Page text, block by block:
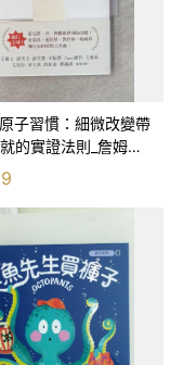
原子習慣：細微改變帶
的實證法則_詹姆斯‧
爾, 蔡世偉